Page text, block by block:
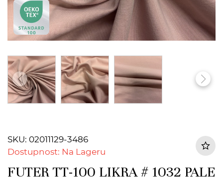
SKU: 02011129-3486
Dostupnost: Na Lageru
FUTER TT-100 LIKRA # 1032 PALE